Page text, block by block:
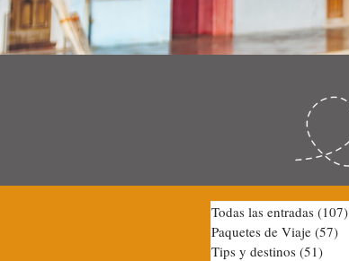
Todas las entradas (107)
Paquetes de Viaje (57)
Tips y destinos (51)